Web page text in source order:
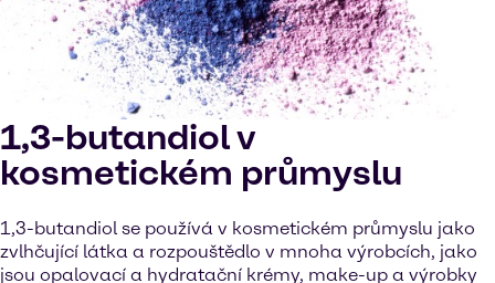
1,3-butandiol v
kosmetickém průmyslu
1,3-butandiol se používá v kosmetickém průmyslu jako
zvlhčující látka a rozpouštědlo v mnoha výrobcích, jako
jsou opalovací a hydratační krémy, make-up a výrobky